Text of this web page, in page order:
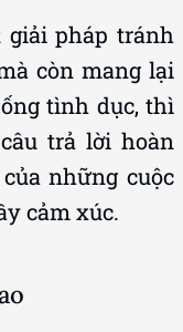
pháp tránh
còn mang lại
tình dục, thì
trả lời hoàn
những cuộc
cảm xúc.